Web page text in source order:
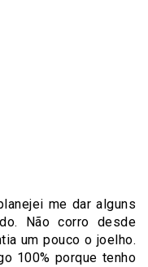
me dar alguns
Não corro desde
um pouco o joelho.
100% porque tenho